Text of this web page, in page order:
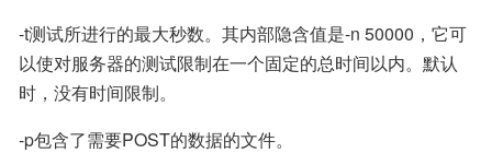
-t测试所进行的最大秒数。其内部隐含值是-n 50000，它可
以使对服务器的测试限制在一个固定的总时间以内。默认
时，没有时间限制。
-p包含了需要POST的数据的文件。